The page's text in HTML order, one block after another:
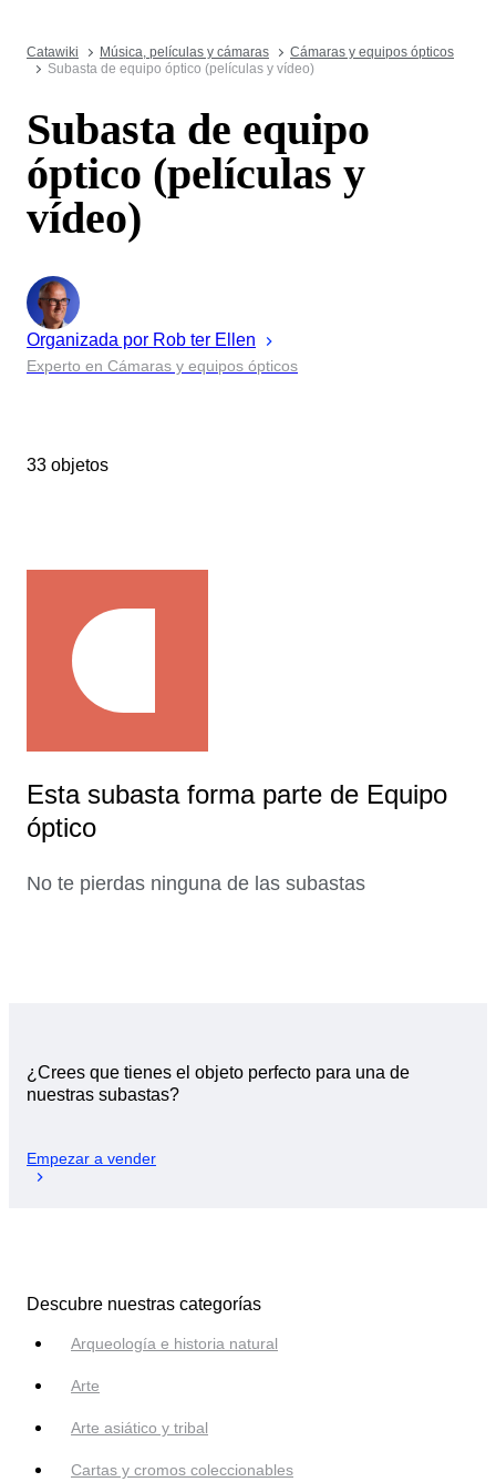
Catawiki Música, películas y cámaras
Cámaras y equipos ópticos
Subasta de equipo óptico (películas y vídeo)
Subasta de equipo
óptico (películas y
vídeo)
Organizada por Rob ter Ellen
Experto en Cámaras y equipos ópticos
33 objetos
Esta subasta forma parte de Equipo
óptico
No te pierdas ninguna de las subastas
¿Crees que tienes el objeto perfecto para una de
nuestras subastas?
Empezar a vender
Descubre nuestras categorías
Arqueología e historia natural
Arte
Arte asiático y tribal
Cartas y cromos coleccionables